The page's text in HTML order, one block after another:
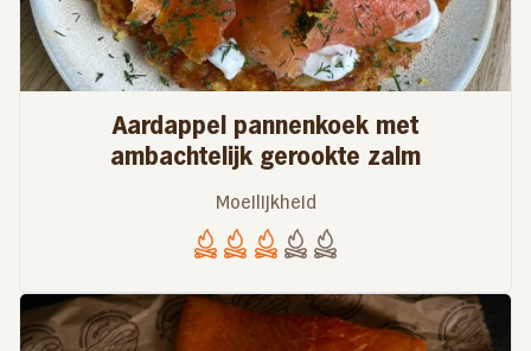
Aardappel pannenkoek met
ambachtelijk gerookte zalm
Moeilijkheid